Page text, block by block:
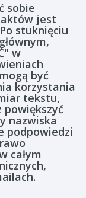
sobie
jest
stuknięciu
w
być
korzystania
tekstu,
powiększyć
nazwiska
podpowiedzi
całym